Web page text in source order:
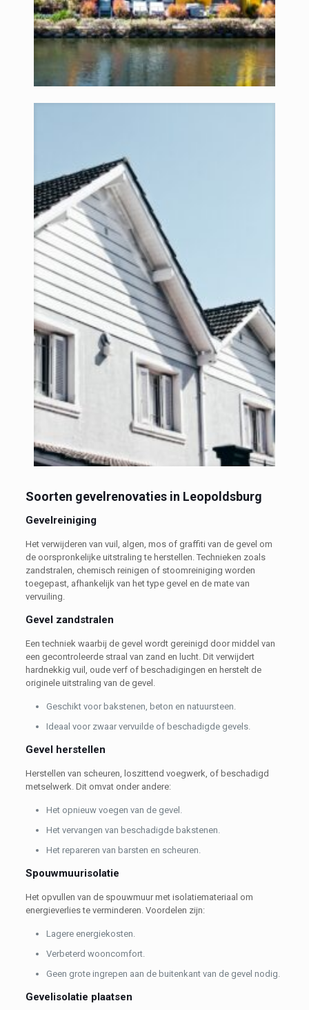
Soorten gevelrenovaties in Leopoldsburg
Gevelreiniging
Het verwijderen van vuil, algen, mos of graffiti van de gevel om
de oorspronkelijke uitstraling te herstellen. Technieken zoals
zandstralen, chemisch reinigen of stoomreiniging worden
toegepast, afhankelijk van het type gevel en de mate van
vervuiling.
Gevel zandstralen
Een techniek waarbij de gevel wordt gereinigd door middel van
een gecontroleerde straal van zand en lucht. Dit verwijdert
hardnekkig vuil, oude verf of beschadigingen en herstelt de
originele uitstraling van de gevel.
Geschikt voor bakstenen, beton en natuursteen.
Ideaal voor zwaar vervuilde of beschadigde gevels.
Gevel herstellen
Herstellen van scheuren, loszittend voegwerk, of beschadigd
metselwerk. Dit omvat onder andere:
Het opnieuw voegen van de gevel.
Het vervangen van beschadigde bakstenen.
Het repareren van barsten en scheuren.
Spouwmuurisolatie
Het opvullen van de spouwmuur met isolatiemateriaal om
energieverlies te verminderen. Voordelen zijn:
Lagere energiekosten.
Verbeterd wooncomfort.
Geen grote ingrepen aan de buitenkant van de gevel nodig.
Gevelisolatie plaatsen